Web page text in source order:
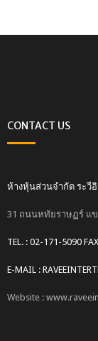
CONTACT US
ห้างหุ้นส่วนจำกัด ระวีอิ
31 ถนนหทัยราษฏร์ แข
TEL. : 02-171-5090
E-MAIL :
Website :